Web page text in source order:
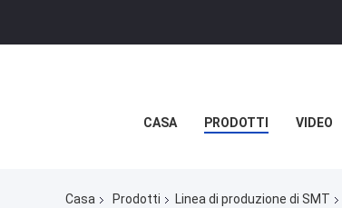
CASA PRODOTTI VIDEO
Casa Prodotti Linea di produzione di SMT